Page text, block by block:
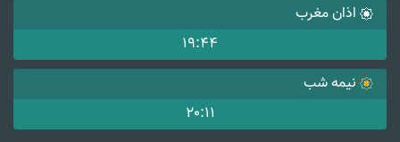
اذان مغرب
19:44
نیمه شب
20:11